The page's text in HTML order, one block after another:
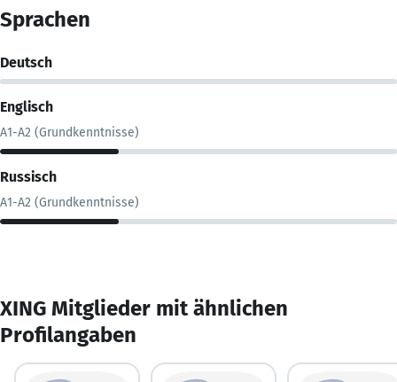
Sprachen
Deutsch
Englisch
A1-A2 (Grundkenntnisse)
Russisch
A1-A2 (Grundkenntnisse)
XING Mitglieder mit ähnlichen
Profilangaben